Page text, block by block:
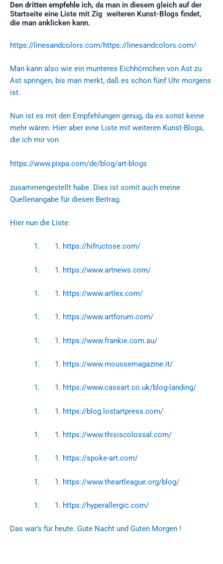
Den dritten empfehle ich, da man in diesem gleich auf der
Startseite eine Liste mit Zig weiteren Kunst-Blogs findet,
die man anklicken kann.
https://linesandcolors.com/https://linesandcolors.com/
Man kann also wie ein munteres Eichhörnchen von Ast zu
Ast springen, bis man merkt, daß es schon fünf Uhr morgens
ist.
Nun ist es mit den Empfehlungen genug, da es sonst keine
mehr wären. Hier aber eine Liste mit weiteren Kunst-Blogs,
die ich mir von
https://www.pixpa.com/de/blog/art-blogs
zusammengestellt habe. Dies ist somit auch meine
Quellenangabe für diesen Beitrag.
Hier nun die Liste:
https://hifructose.com/
https://www.artnews.com/
https://www.artlex.com/
https://www.artforum.com/
https://www.frankie.com.au/
https://www.moussemagazine.it/
https://www.cassart.co.uk/blog-landing/
https://blog.lostartpress.com/
https://www.thisiscolossal.com/
https://spoke-art.com/
https://www.theartleague.org/blog/
https://hyperallergic.com/
Das war’s für heute. Gute Nacht und Guten Morgen !